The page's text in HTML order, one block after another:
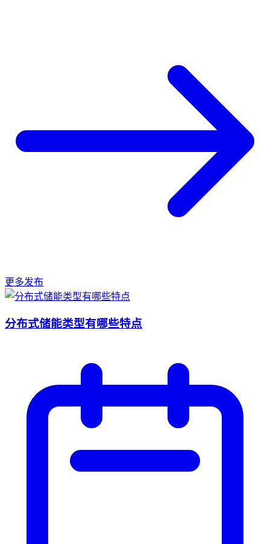
更多发布
分布式储能类型有哪些特点